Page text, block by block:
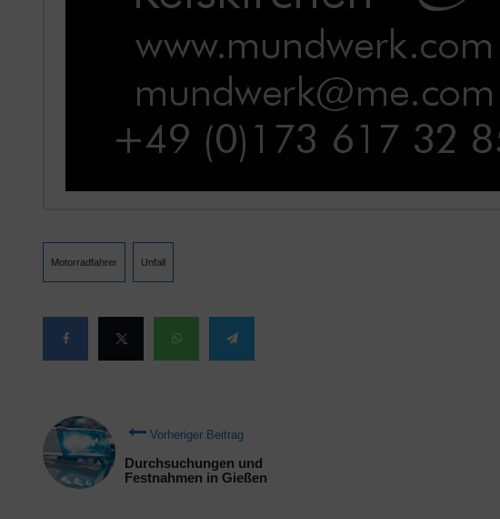
Motorradfahrer Unfall
Vorheriger Beitrag
Durchsuchungen und
Festnahmen in Gießen